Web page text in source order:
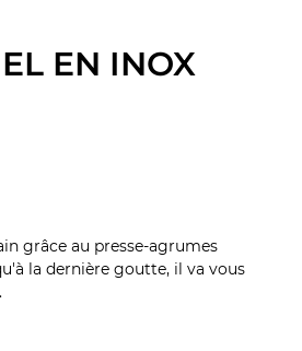
EN INOX
grâce au presse-agrumes
la dernière goutte, il va vous